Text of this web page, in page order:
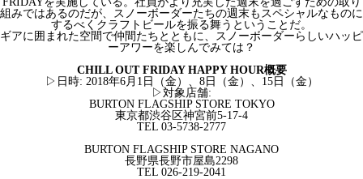
組みではあるのだが、スノーボーダーたちの週末もスペシャルなものに
するべくクラフトビールを振る舞うということだ。
ギアに囲まれた空間で仲間たちとともに、スノーボーダーらしいハッピ
ーアワーを楽しんでみては？
CHILL OUT FRIDAY HAPPY HOUR概要
▷日時: 2018年6月1日（金）、8日（金）、15日（金）
▷対象店舗:
BURTON FLAGSHIP STORE TOKYO
東京都渋谷区神宮前5-17-4
TEL 03-5738-2777
BURTON FLAGSHIP STORE NAGANO
長野県長野市屋島2298
TEL 026-219-2041